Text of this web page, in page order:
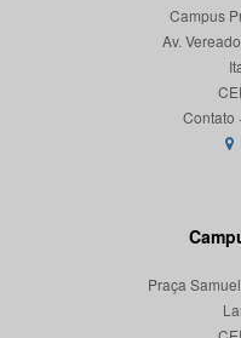
Campus
Av.
Praça